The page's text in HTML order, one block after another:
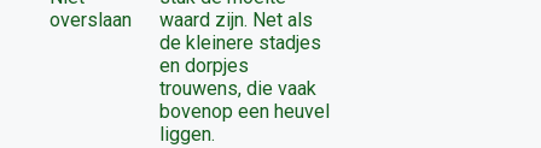
overslaan
waard zijn. Net als
de kleinere stadjes
en dorpjes
trouwens, die vaak
bovenop een heuvel
liggen.